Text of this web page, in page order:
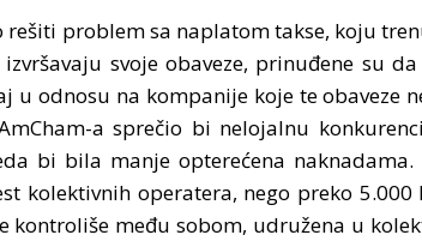
problem sa naplatom takse, koju
svoje obaveze, prinuđene su
u odnosu na kompanije koje te obaveze
a sprečio bi nelojalnu
bi bila manje opterećena naknadama.
kolektivnih operatera, nego preko 5.000
među sobom, udružena u